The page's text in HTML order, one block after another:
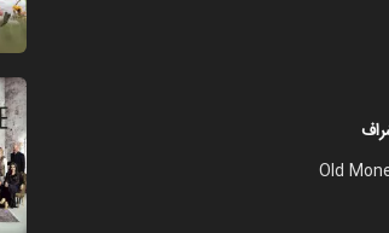
Old